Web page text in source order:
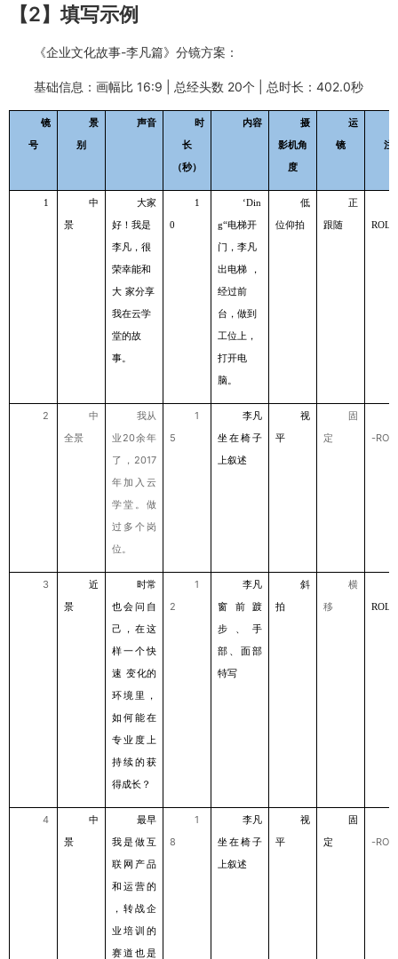
【2】填写示例
《企业文化故事-李凡篇》分镜方案：
基础信息：画幅比 16:9 | 总经头数 20个 | 总时长：402.0秒
镜
号
景
别
声音
时
长
（秒）
内容
摄
影机角
度
运
镜
注
1
中
景
⼤家
好！我是
李凡，很
荣幸能和
⼤ 家分享
我在云学
堂的故
事。
1
0
‘Din
g“电梯开
⻔，李凡
出电梯
，
经过前
台，做到
⼯位上，
打开电
脑。
低
位仰拍
正
跟随
ROLL
2
中
全景
我从
业20余年
了，2017
年加⼊云
学堂。做
过多个岗
位。
1
5
李凡
坐在椅⼦
上叙述
视
平
固
定
-
3
近
景
时常
也会问⾃
⼰，在这
样⼀个快
速 变化的
环境⾥，
如何能在
专业度上
持续的获
得成⻓？
1
2
李凡
窗前踱
步、⼿
部、⾯部
特写
斜
拍
横
移
ROLL
4
中
景
最早
我是做互
联⽹产品
和运营的
，转战企
业培训的
赛道也是
1
8
李凡
坐在椅⼦
上叙述
视
平
固
定
-